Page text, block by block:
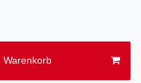
Warenkorb